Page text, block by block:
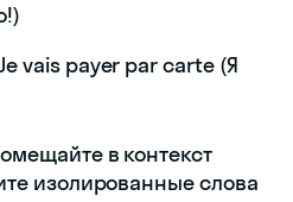
vais payer par carte (Я
в контекст
изолированные слова